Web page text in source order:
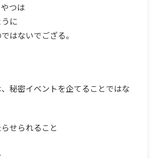
つは
に
はないでござる。
秘密イベントを企てることではな
せられること